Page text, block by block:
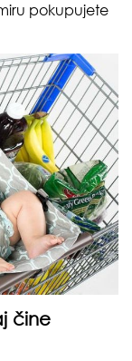
pokupujete
čine